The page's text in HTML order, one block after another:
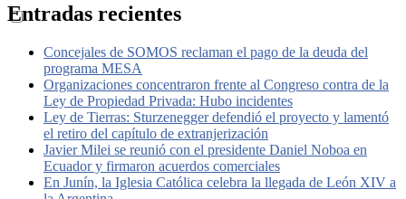
Entradas recientes
Concejales de SOMOS reclaman el pago de la deuda del
programa MESA
Organizaciones concentraron frente al Congreso contra de la
Ley de Propiedad Privada: Hubo incidentes
Ley de Tierras: Sturzenegger defendió el proyecto y lamentó
el retiro del capítulo de extranjerización
Javier Milei se reunió con el presidente Daniel Noboa en
Ecuador y firmaron acuerdos comerciales
En Junín, la Iglesia Católica celebra la llegada de León XIV a